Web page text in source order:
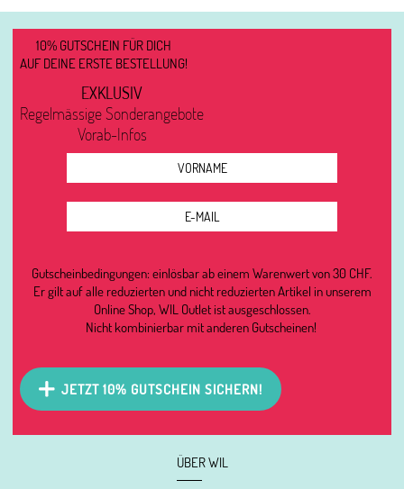
ÜBER WIL
10% GUTSCHEIN FÜR DICH
AUF DEINE ERSTE BESTELLUNG!
EXKLUSIV
Regelmässige Sonderangebote
Vorab-Infos
Gutscheinbedingungen: einlösbar ab einem Warenwert von 30 CHF.
Er gilt auf alle reduzierten und nicht reduzierten Artikel in unserem
Online Shop, WIL Outlet ist ausgeschlossen.
Nicht kombinierbar mit anderen Gutscheinen!
JETZT 10% GUTSCHEIN SICHERN!